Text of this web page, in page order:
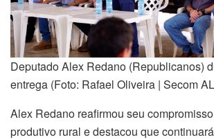
Deputado Alex Redano (Republicanos)
entrega (Foto: Rafael Oliveira | Secom
Alex Redano reafirmou seu
produtivo rural e destacou que